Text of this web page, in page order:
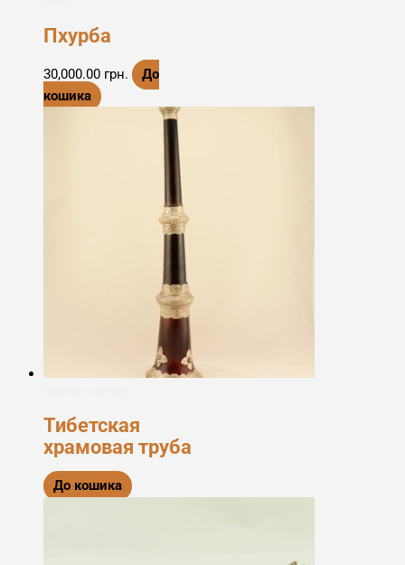
Пхурба
30,000.00 грн.
До
кошика
Тибетская
храмовая труба
До кошика